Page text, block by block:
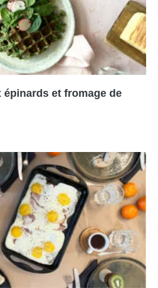
épinards et fromage de